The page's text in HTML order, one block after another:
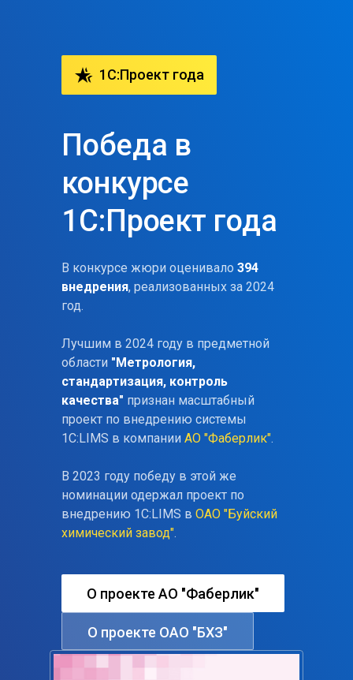
hotel_class 1C:Проект года
Победа в
конкурсе
1С:Проект года
В конкурсе жюри оценивало 394
внедрения, реализованных за 2024
год.
Лучшим в 2024 году в предметной
области "Метрология,
стандартизация, контроль
качества" признан масштабный
проект по внедрению системы
1С:LIMS в компании АО "Фаберлик".
В 2023 году победу в этой же
номинации одержал проект по
внедрению 1С:LIMS в ОАО "Буйский
химический завод".
О проекте АО "Фаберлик"
О проекте ОАО "БХЗ"